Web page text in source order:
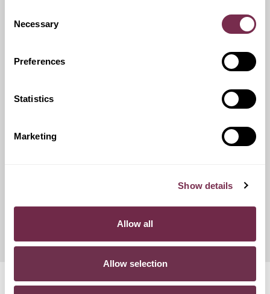
Selection
Necessary
Preferences
Statistics
Marketing
Show details
Allow all
Allow selection
anche con pneumatici termici (se montabili sui cerchi in
dotazione), o in alternativa, qualora fosse possibile, con
l'importo del canone mensile di noleggio.
Domande frequenti